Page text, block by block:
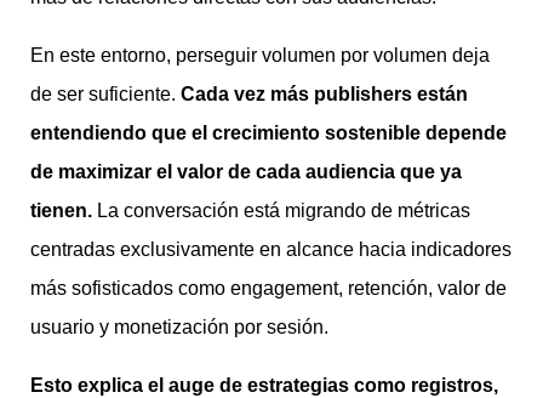
En este entorno, perseguir volumen por volumen deja
de ser suficiente. Cada vez más publishers están
entendiendo que el crecimiento sostenible depende
de maximizar el valor de cada audiencia que ya
tienen. La conversación está migrando de métricas
centradas exclusivamente en alcance hacia indicadores
más sofisticados como engagement, retención, valor de
usuario y monetización por sesión.
Esto explica el auge de estrategias como registros,